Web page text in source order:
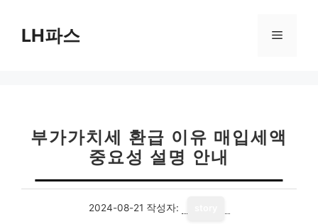
LH파스 메
부가가치세 환급 이유 매입세액
중요성 설명 안내
2024-08-21 작성자: